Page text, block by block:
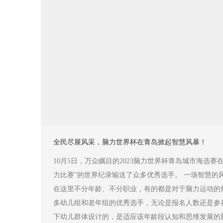
全民尽展风采，脑力世界杯在青岛掀起智慧风暴！
10月5日，万众瞩目的2023脑力世界杯青岛城市海选
力比赛”的世界纪录输送了众多优秀选手。 一场智慧
在这里不分年龄、不分职业，有的都是对于脑力运动
多幼儿组和老年组的优秀选手，无论是报名人数还是
下幼儿群体设计的，是适应该年龄段认知和思维发展